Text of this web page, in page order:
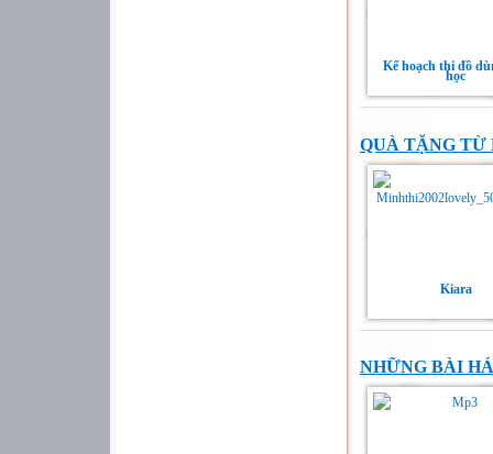
Kế hoạch thi đồ
học
QUÀ TẶNG TỪ
Kiara
NHỮNG BÀI